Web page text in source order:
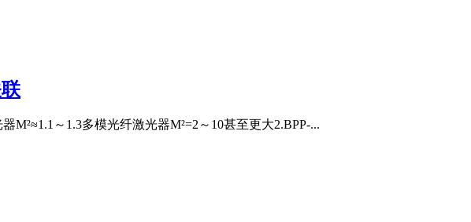
M²≈1.1～1.3多模光纤激光器M²=2～10甚至更大2.BPP-...